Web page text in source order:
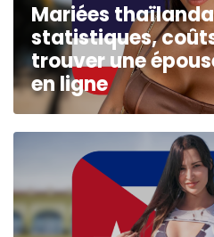
Mariées
statistiques,
trouver une
en ligne